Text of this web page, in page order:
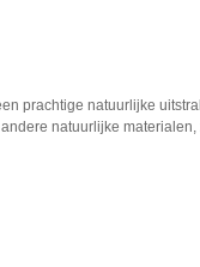
prachtige natuurlijke
natuurlijke